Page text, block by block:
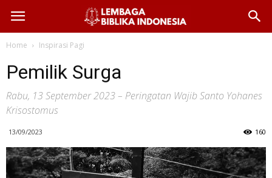
Home Inspirasi Pagi
Pemilik Surga
Rabu, 13 September 2023 – Peringatan Wajib Santo Yohanes
Krisostomus
13/09/2023 160